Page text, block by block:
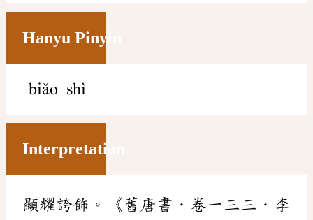
Hanyu Pinyin
biǎo shì
Interpretation
顯耀誇飾。《舊唐書．卷一三三．李